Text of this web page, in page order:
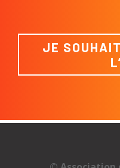
JE